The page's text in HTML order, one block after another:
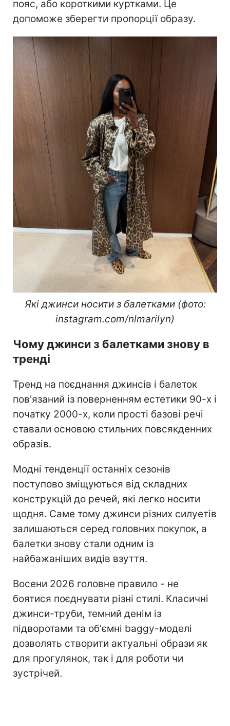
пояс, або короткими куртками. Це
допоможе зберегти пропорції образу.
Які джинси носити з балетками (фото:
instagram.com/nlmarilyn)
Чому джинси з балетками знову в
тренді
Тренд на поєднання джинсів і балеток
пов'язаний із поверненням естетики 90-х і
початку 2000-х, коли прості базові речі
ставали основою стильних повсякденних
образів.
Модні тенденції останніх сезонів
поступово зміщуються від складних
конструкцій до речей, які легко носити
щодня. Саме тому джинси різних силуетів
залишаються серед головних покупок, а
балетки знову стали одним із
найбажаніших видів взуття.
Восени 2026 головне правило - не
боятися поєднувати різні стилі. Класичні
джинси-труби, темний денім із
підворотами та об'ємні baggy-моделі
дозволять створити актуальні образи як
для прогулянок, так і для роботи чи
зустрічей.